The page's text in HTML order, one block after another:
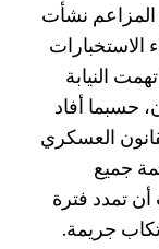
نشأت
النيابة
حسبما أفاد
العسكري
جميع
تمدد فترة
جريمة.